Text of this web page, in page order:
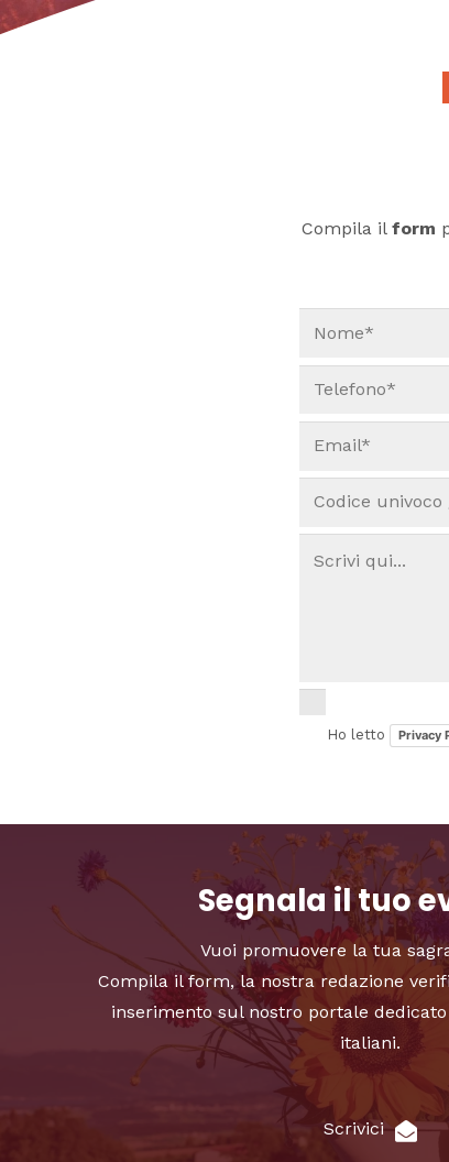
Compila il form
Ho letto Privacy
Segnala il tuo
Vuoi promuovere la tua
Compila il form, la nostra redazione
inserimento sul nostro portale
italiani.
Scrivici